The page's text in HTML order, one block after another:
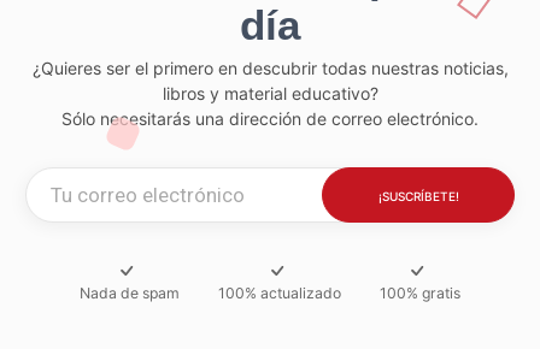
día
¿Quieres ser el primero en descubrir todas nuestras noticias,
libros y material educativo?
Sólo necesitarás una dirección de correo electrónico.
Nada de spam 100% actualizado 100% gratis